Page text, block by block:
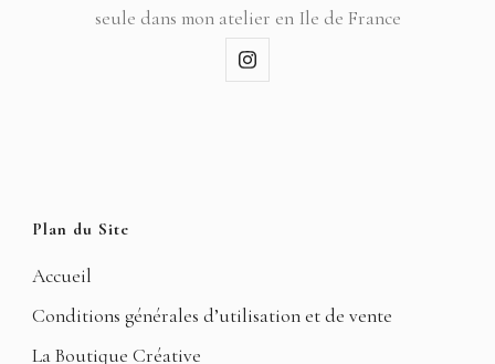
seule dans mon atelier en Ile de France
Plan du Site
Accueil
Conditions générales d’utilisation et de vente
La Boutique Créative